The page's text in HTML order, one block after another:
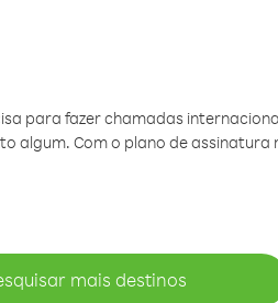
para fazer chamadas
algum. Com o plano de assinatura
mais destinos